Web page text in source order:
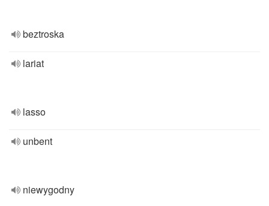
beztroska
lariat
lasso
unbent
niewygodny